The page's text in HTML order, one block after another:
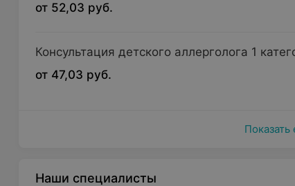
от 52,03 руб.
Консультация детского аллерголога 1
от 47,03 руб.
Наши специалисты